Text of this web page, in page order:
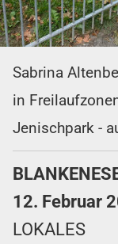
Sabrina
in
Jenischpark -
12. Februar
LOKALES